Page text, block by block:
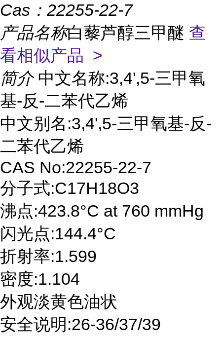
Cas： 22255-22-7
产品名称白藜芦醇三甲醚 查
看相似产品 >
简介 中文名称:3,4',5-三甲氧
基-反-二苯代乙烯
中文别名:3,4',5-三甲氧基-反-
二苯代乙烯
CAS No:22255-22-7
分子式:C17H18O3
沸点:423.8°C at 760 mmHg
闪光点:144.4°C
折射率:1.599
密度:1.104
外观淡黄色油状
安全说明:26-36/37/39